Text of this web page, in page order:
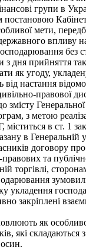
групи в
мети,
дня прийняття
як угоду,
від настання
правової
змісту
з метою
в ст. 1
в Генеральній
договору про
та
торгівлі,
укладення
закріплені
як
які